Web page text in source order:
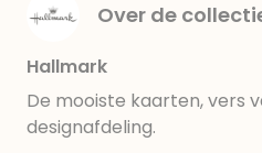
Over de
Hallmark
De mooiste kaarten, vers
designafdeling.